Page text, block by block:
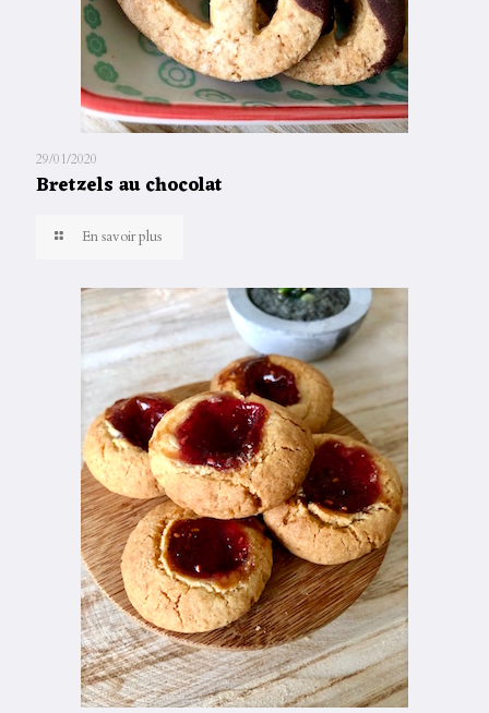
29/01/2020
Bretzels au chocolat
En savoir plus